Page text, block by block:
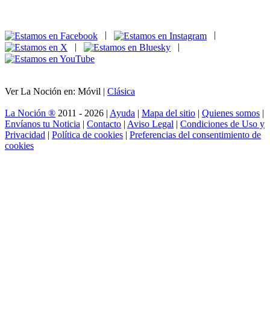
|
|
Ver La Noción en: Móvil | Clásica
La Noción ® 2011 - 2026 | Ayuda | Mapa del sitio | Quienes somos |
Envíanos tu Noticia | Contacto | Aviso Legal | Condiciones de Uso y
Privacidad | Política de cookies | Preferencias del consentimiento de
cookies